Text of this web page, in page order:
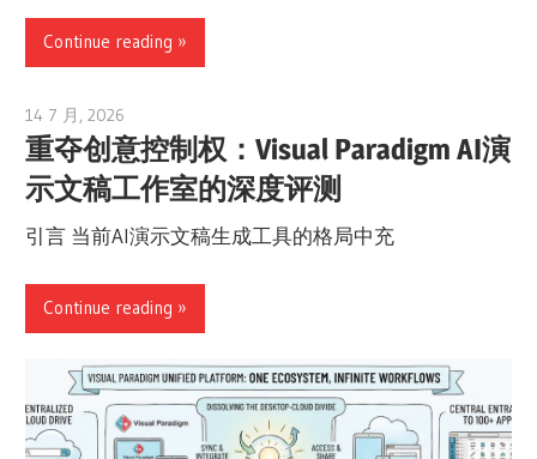
Continue reading
14 7 月, 2026
重夺创意控制权：Visual Paradigm AI演
示文稿工作室的深度评测
引言 当前AI演示文稿生成工具的格局中充
Continue reading